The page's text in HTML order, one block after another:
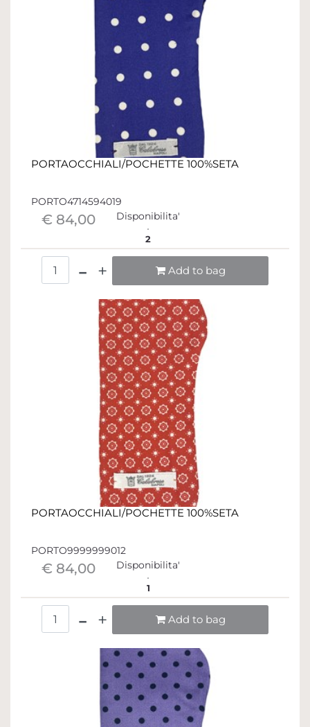
PORTAOCCHIALI/POCHETTE 100%SETA
PORTO4714594019
€ 84,00 Disponibilita'
2
Add to bag
PORTAOCCHIALI/POCHETTE 100%SETA
PORTO9999999012
€ 84,00 Disponibilita'
1
Add to bag